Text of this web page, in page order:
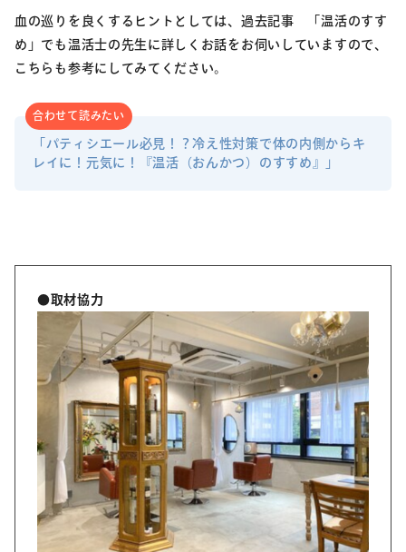
血の巡りを良くするヒントとしては、過去記事 「温活のすす
め」でも温活士の先生に詳しくお話をお伺いしていますので、
こちらも参考にしてみてください。
合わせて読みたい
「パティシエール必見！？冷え性対策で体の内側からキ
レイに！元気に！『温活（おんかつ）のすすめ』」
●取材協力